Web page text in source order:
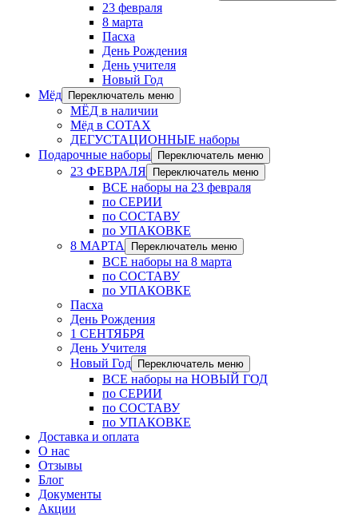
23 февраля
8 марта
Пасха
День Рождения
День учителя
Новый Год
Мёд
Переключатель меню
МЁД в наличии
Мёд в СОТАХ
ДЕГУСТАЦИОННЫЕ наборы
Подарочные наборы
Переключатель меню
23 ФЕВРАЛЯ Переключатель меню
ВСЕ наборы на 23 февраля
по СЕРИИ
по СОСТАВУ
по УПАКОВКЕ
8 МАРТА
Переключатель меню
ВСЕ наборы на 8 марта
по СОСТАВУ
по УПАКОВКЕ
Пасха
День Рождения
1 СЕНТЯБРЯ
День Учителя
Новый Год
Переключатель меню
ВСЕ наборы на НОВЫЙ ГОД
по СЕРИИ
по СОСТАВУ
по УПАКОВКЕ
Доставка и оплата
О нас
Отзывы
Блог
Документы
Акции